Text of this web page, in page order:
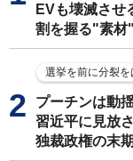
EVも壊滅させ
割を握る"素材
選挙を前に分裂を
プーチンは動
習近平に見放
独裁政権の末